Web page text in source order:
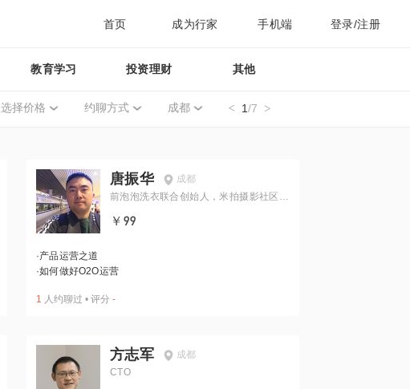
首页 成为行家 手机端 登录/注册
教育学习 投资理财 其他
选择价格 约聊方式 成都 1/7
唐振华
成都
前泡泡洗衣联合创始人，米拍摄影社区C
￥99
·产品运营之道
·如何做好O2O运营
1 人约聊过 • 评分 -
方志军
成都
CTO